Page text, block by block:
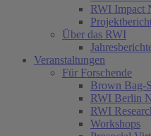
RWI Impact
Über das RWI
Veranstaltungen
Für Forschende
Brown Bag-
RWI Berlin
RWI
Workshops